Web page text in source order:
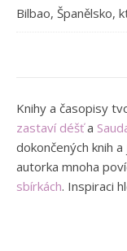
Bilbao, Španělsko,
Knihy a časopisy
zastaví déšťa
dokončených knih
autorka mnoha
sbírkách. Inspiraci